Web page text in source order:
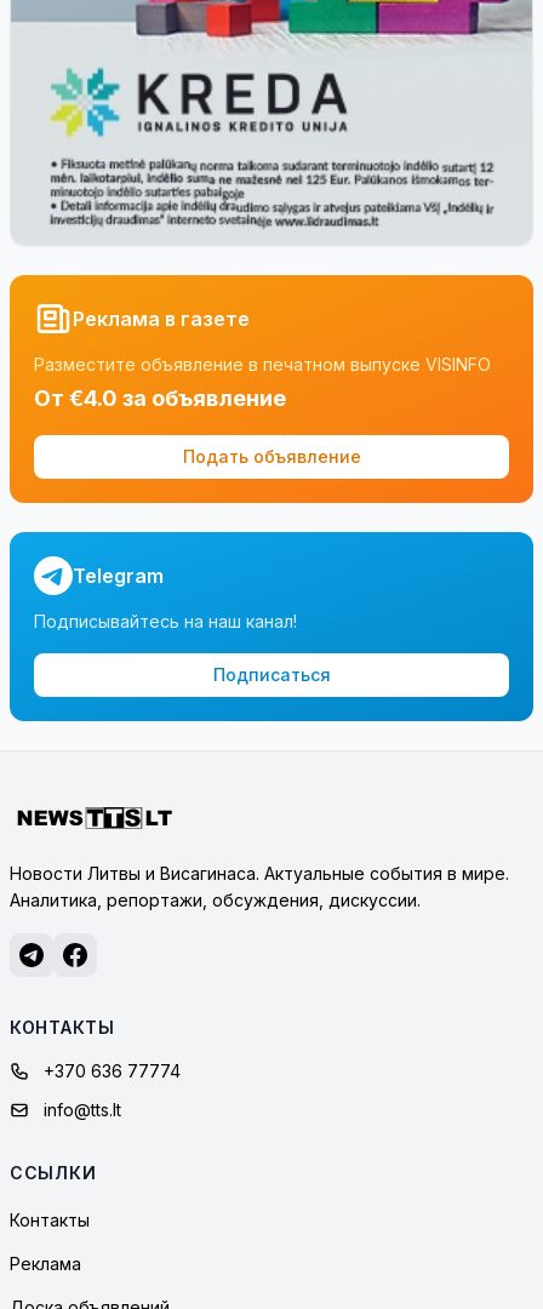
Реклама в газете
Разместите объявление в печатном выпуске VISINFO
От €4.0 за объявление
Подать объявление
Telegram
Подписывайтесь на наш канал!
Подписаться
Новости Литвы и Висагинаса. Актуальные события в мире.
Аналитика, репортажи, обсуждения, дискуссии.
КОНТАКТЫ
+370 636 77774
info@tts.lt
ССЫЛКИ
Контакты
Реклама